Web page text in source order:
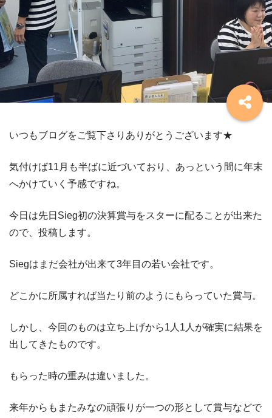
いつもブログをご覧下さりありがとうございます★
気付けば11月も半ばに近づいており、あっという間に年末
へかけていく予感ですね。
今日は先日Sieg初の決算賞与をスターに配ることが出来た
ので、投稿します。
Siegはまだ会社が出来て3年目の若い会社です。
どこかに所属すれば当たり前のようにもらっていた賞与。
しかし、今回のものは立ち上げから1人1人が確実に結果を
出してきたものです。
もらった時の重みは違いました。
来年からもまたみなの頑張りが一つの形として賞与などで